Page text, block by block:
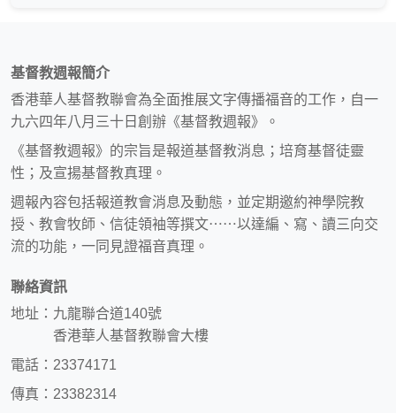
基督教週報簡介
香港華人基督教聯會為全面推展文字傳播福音的工作，自一
九六四年八月三十日創辦《基督教週報》。
《基督教週報》的宗旨是報道基督教消息；培育基督徒靈
性；及宣揚基督教真理。
週報內容包括報道教會消息及動態，並定期邀約神學院教
授、教會牧師、信徒領袖等撰文⋯⋯以達編、寫、讀三向交
流的功能，一同見證福音真理。
聯絡資訊
地址：九龍聯合道140號
香港華人基督教聯會大樓
電話：23374171
傳真：23382314